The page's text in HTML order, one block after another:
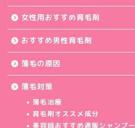
女性用おすすめ育毛剤
おすすめ男性育毛剤
薄毛の原因
薄毛対策
薄毛治療
育毛剤オススメ成分
美容師おすすめ通販シャンプー